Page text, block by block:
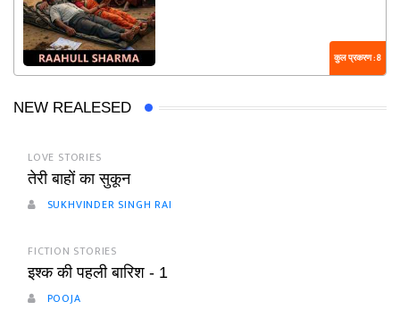
कुल प्रकरण : 8
NEW REALESED
LOVE STORIES
तेरी बाहों का सुकून
SUKHVINDER SINGH RAI
FICTION STORIES
इश्क की पहली बारिश - 1
POOJA